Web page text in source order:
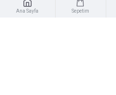
148,00 TL
190,00 TL
Ana Sayfa Sepetim